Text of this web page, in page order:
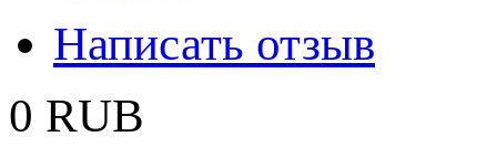
Написать отзыв
0 RUB